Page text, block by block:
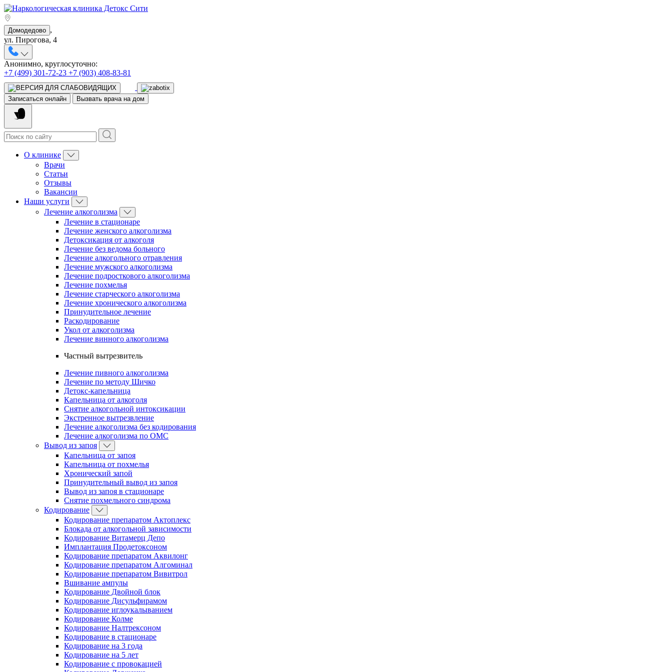
Домодедово ,
ул. Пирогова, 4
Анонимно, круглосуточно:
+7 (499) 301-72-23 +7 (903) 408-83-81
Записаться онлайн Вызвать врача на дом
О клинике
Врачи
Статьи
Отзывы
Вакансии
Наши услуги
Лечение алкоголизма
Лечение в стационаре
Лечение женского алкоголизма
Детоксикация от алкоголя
Лечение без ведома больного
Лечение алкогольного отравления
Лечение мужского алкоголизма
Лечение подросткового алкоголизма
Лечение похмелья
Лечение старческого алкоголизма
Лечение хронического алкоголизма
Принудительное лечение
Раскодирование
Укол от алкоголизма
Лечение винного алкоголизма
Частный вытрезвитель
Лечение пивного алкоголизма
Лечение по методу Шичко
Детокс-капельница
Капельница от алкоголя
Снятие алкогольной интоксикации
Экстренное вытрезвление
Лечение алкоголизма без кодирования
Лечение алкоголизма по ОМС
Вывод из запоя
Капельница от запоя
Капельница от похмелья
Хронический запой
Принудительный вывод из запоя
Вывод из запоя в стационаре
Снятие похмельного синдрома
Кодирование
Кодирование препаратом Актоплекс
Блокада от алкогольной зависимости
Кодирование Витамерц Депо
Имплантация Продетоксоном
Кодирование препаратом Аквилонг
Кодирование препаратом Алгоминал
Кодирование препаратом Вивитрол
Вшивание ампулы
Кодирование Двойной блок
Кодирование Дисульфирамом
Кодирование иглоукалыванием
Кодирование Колме
Кодирование Налтрексоном
Кодирование в стационаре
Кодирование на 3 года
Кодирование на 5 лет
Кодирование с провокацией